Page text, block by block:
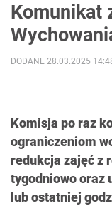
Komunikat
Komisja po raz
ograniczeniom
redukcja zajęć z
tygodniowo oraz
lub ostatniej
DODANE 28.03.2025